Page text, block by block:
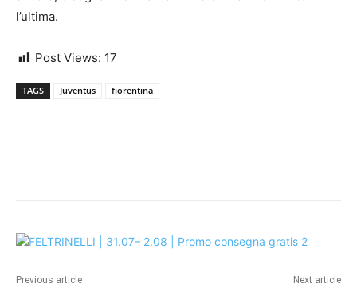
l’ultima.
Post Views: 17
TAGS Juventus fiorentina
Previous article Next article